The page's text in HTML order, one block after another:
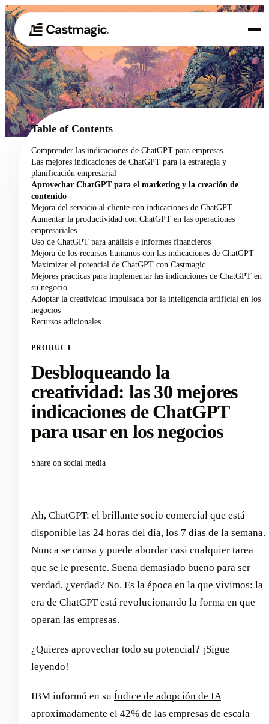
01 Producto
02 Casos de uso
Precios
Acerca de nosotros
Table of Contents
Comprender las indicaciones de ChatGPT para empresas
Las mejores indicaciones de ChatGPT para la estrategia y
planificación empresarial
Aprovechar ChatGPT para el marketing y la creación de
contenido
Mejora del servicio al cliente con indicaciones de ChatGPT
Aumentar la productividad con ChatGPT en las operaciones
empresariales
Uso de ChatGPT para análisis e informes financieros
Mejora de los recursos humanos con las indicaciones de ChatGPT
Maximizar el potencial de ChatGPT con Castmagic
Mejores prácticas para implementar las indicaciones de ChatGPT en
su negocio
Adoptar la creatividad impulsada por la inteligencia artificial en los
negocios
Recursos adicionales
PRODUCT
Desbloqueando la
creatividad: las 30 mejores
indicaciones de ChatGPT
para usar en los negocios
Share on social media
Ah, ChatGPT: el brillante socio comercial que está
disponible las 24 horas del día, los 7 días de la semana.
Nunca se cansa y puede abordar casi cualquier tarea
que se le presente. Suena demasiado bueno para ser
verdad, ¿verdad? No. Es la época en la que vivimos: la
era de ChatGPT está revolucionando la forma en que
operan las empresas.
¿Quieres aprovechar todo su potencial? ¡Sigue
leyendo!
IBM informó en su Índice de adopción de IA
aproximadamente el 42% de las empresas de escala